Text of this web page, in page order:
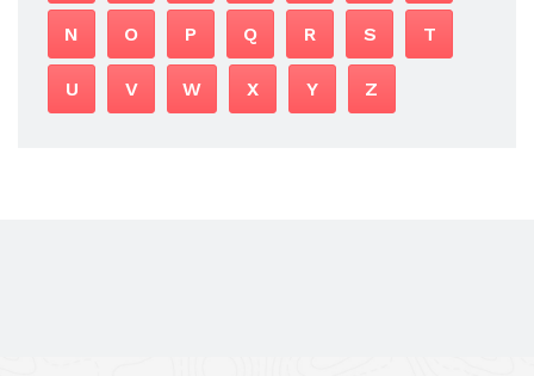
N O P Q R S T
U V W X Y Z